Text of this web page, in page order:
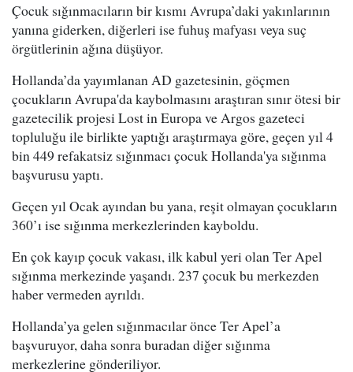
Çocuk sığınmacıların bir kısmı Avrupa’daki yakınlarının
yanına giderken, diğerleri ise fuhuş mafyası veya suç
örgütlerinin ağına düşüyor.
Hollanda’da yayımlanan AD gazetesinin, göçmen
çocukların Avrupa'da kaybolmasını araştıran sınır ötesi bir
gazetecilik projesi Lost in Europa ve Argos gazeteci
topluluğu ile birlikte yaptığı araştırmaya göre, geçen yıl 4
bin 449 refakatsiz sığınmacı çocuk Hollanda'ya sığınma
başvurusu yaptı.
Geçen yıl Ocak ayından bu yana, reşit olmayan çocukların
360’ı ise sığınma merkezlerinden kayboldu.
En çok kayıp çocuk vakası, ilk kabul yeri olan Ter Apel
sığınma merkezinde yaşandı. 237 çocuk bu merkezden
haber vermeden ayrıldı.
Hollanda’ya gelen sığınmacılar önce Ter Apel’a
başvuruyor, daha sonra buradan diğer sığınma
merkezlerine gönderiliyor.